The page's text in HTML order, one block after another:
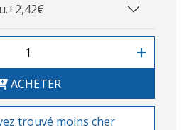
+2,42€
ACHETER
trouvé moins cher